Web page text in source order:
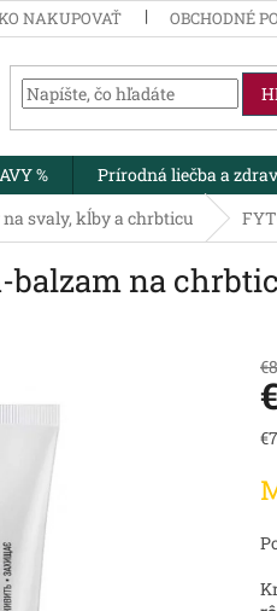
NAKUPOVAŤ OBCHODNÉ
% Prírodná liečba a
svaly, kĺby a chrbticu
balzam na